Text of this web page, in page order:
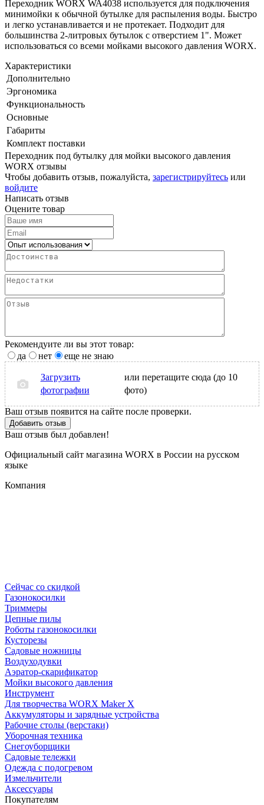
Переходник WORX WA4038 используется для подключения
минимойки к обычной бутылке для распыления воды. Быстро
и легко устанавливается и не протекает. Подходит для
большинства 2-литровых бутылок с отверстием 1". Может
использоваться со всеми мойками высокого давления WORX.
Характеристики
Дополнительно
Эргономика
Функциональность
Основные
Габариты
Комплект поставки
Переходник под бутылку для мойки высокого давления
WORX отзывы
Чтобы добавить отзыв, пожалуйста, зарегистрируйтесь или
войдите
Написать отзыв
Оцените товар
Рекомендуите ли вы этот товар:
да
нет еще не знаю
Загрузить
фотографии
или перетащите сюда (до 10
фото)
Ваш отзыв появится на сайте после проверки.
Добавить отзыв
Ваш отзыв был добавлен!
Официальный сайт магазина WORX в России на русском
языке
Компания
Сейчас со скидкой
Газонокосилки
Триммеры
Цепные пилы
Роботы газонокосилки
Кусторезы
Садовые ножницы
Воздуходувки
Аэратор-скарификатор
Мойки высокого давления
Инструмент
Для творчества WORX Maker X
Аккумуляторы и зарядные устройства
Рабочие столы (верстаки)
Уборочная техника
Снегоуборщики
Садовые тележки
Одежда с подогревом
Измельчители
Аксессуары
Покупателям